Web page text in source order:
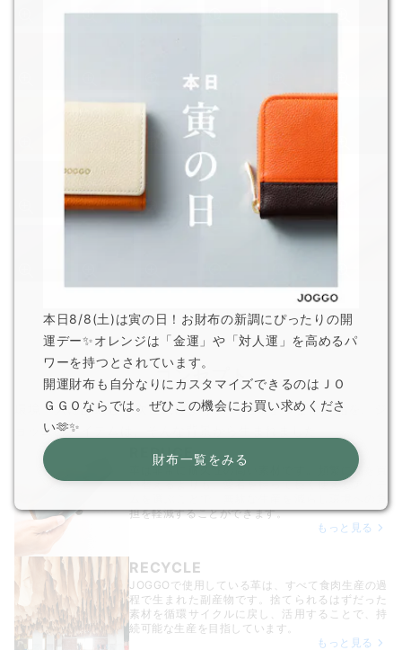
コンセプト
環境・人に配慮し、次世代により良い地球をつなぐ商品を。ジ
ョッゴのアイテムは、
REDUCE
革は非常に耐久性の高い素材です。頻繁に物を買
い替えるよりも、愛着を持って長く使えるアイテ
担を軽減することができます。
もっと見る
RECYCLE
JOGGOで使用している革は、すべて食肉生産の過
程で生まれた副産物です。捨てられるはずだった
素材を循環サイクルに戻し、活用することで、持
続可能な生産を目指しています。
もっと見る
本日8/8(土)は寅の日！お財布の新調にぴったりの開
運デー✨オレンジは「金運」や「対人運」を高めるパ
ワーを持つとされています。
開運財布も自分なりにカスタマイズできるのはＪＯ
ＧＧＯならでは。ぜひこの機会にお買い求めくださ
い🫶✨
財布一覧をみる